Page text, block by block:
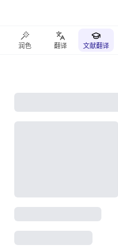
润色 翻译 文献翻译